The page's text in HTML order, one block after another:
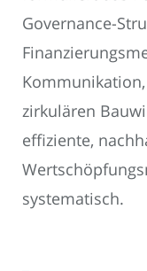
Governance-
zirkulären
effiziente,
systematisch.